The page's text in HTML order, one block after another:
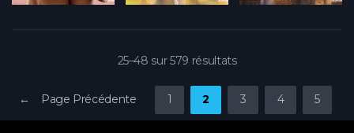
25–48 sur 579 résultats
← Page Précédente 1 2 3 4 5